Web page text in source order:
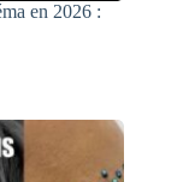
en 2026 :